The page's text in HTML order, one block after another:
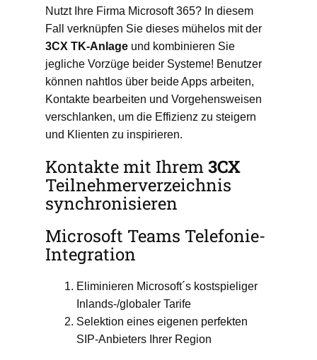
Nutzt Ihre Firma Microsoft 365? In diesem
Fall verknüpfen Sie dieses mühelos mit der
3CX TK-Anlage und kombinieren Sie
jegliche Vorzüge beider Systeme! Benutzer
können nahtlos über beide Apps arbeiten,
Kontakte bearbeiten und Vorgehensweisen
verschlanken, um die Effizienz zu steigern
und Klienten zu inspirieren.
Kontakte mit Ihrem3CX
Teilnehmerverzeichnis
synchronisieren
Microsoft Teams Telefonie-
Integration
Eliminieren Microsoft´s kostspieliger
Inlands-/globaler Tarife
Selektion eines eigenen perfekten
SIP-Anbieters Ihrer Region